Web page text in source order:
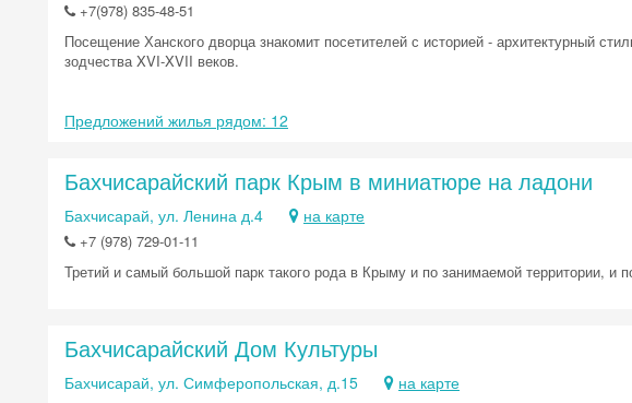
+7(978) 835-48-51
Посещение Ханского дворца знакомит посетителей с историей - архитектурный
зодчества XVI-XVII веков.
Предложений жилья рядом: 12
Бахчисарайский парк Крым в миниатюре на ладони
Бахчисарай, ул. Ленина д.4 на карте
+7 (978) 729-01-11
Третий и самый большой парк такого рода в Крыму и по занимаемой территории, и
Бахчисарайский Дом Культуры
Бахчисарай, ул. Симферопольская, д.15 на карте